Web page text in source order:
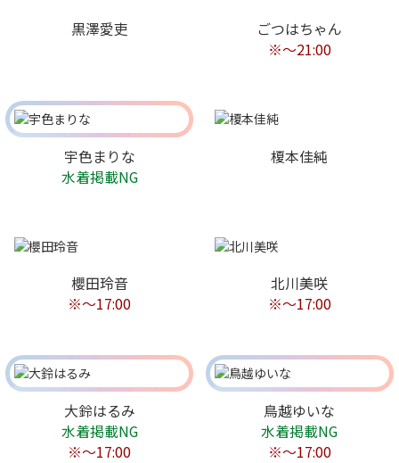
黒澤愛吏
ごつはちゃん
※〜21:00
宇色まりな
水着掲載NG
榎本佳純
櫻田玲音
※〜17:00
北川美咲
※〜17:00
大鈴はるみ
水着掲載NG
※〜17:00
鳥越ゆいな
水着掲載NG
※〜17:00